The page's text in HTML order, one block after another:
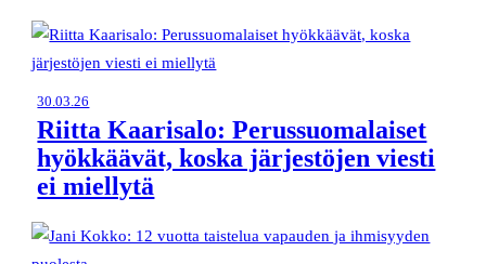
30.03.26
Riitta Kaarisalo: Perussuomalaiset
hyökkäävät, koska järjestöjen viesti
ei miellytä